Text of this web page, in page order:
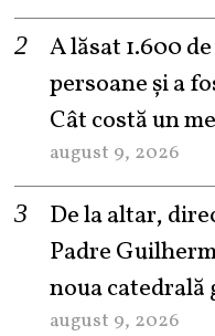
A lăsat 1.600
persoane și a
Cât costă un
august 9, 2026
De la altar,
Padre
noua
august 9, 2026